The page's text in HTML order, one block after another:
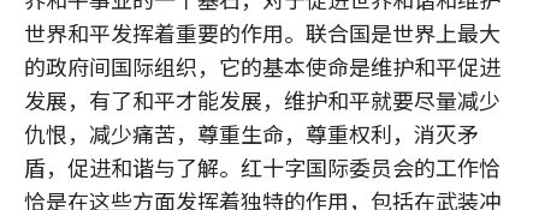
世界和平发挥着重要的作用。联合国是世界上最大
的政府间国际组织，它的基本使命是维护和平促进
发展，有了和平才能发展，维护和平就要尽量减少
仇恨，减少痛苦，尊重生命，尊重权利，消灭矛
盾，促进和谐与了解。红十字国际委员会的工作恰
恰是在这些方面发挥着独特的作用，包括在武装冲